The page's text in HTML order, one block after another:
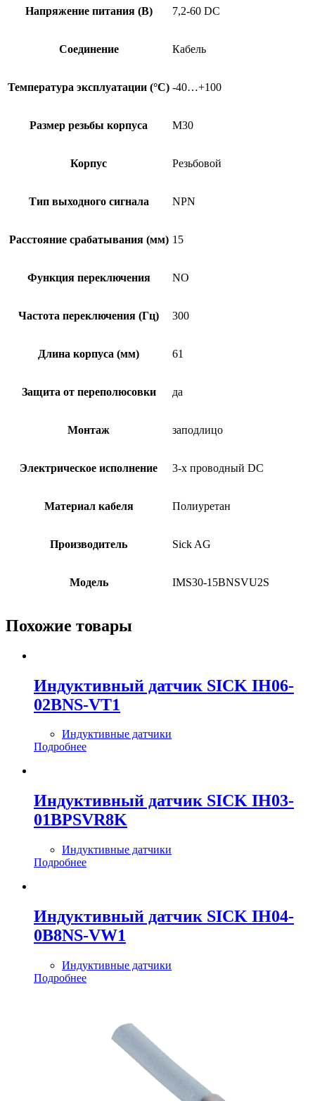
Напряжение питания (В) 7,2-60 DC
Соединение Кабель
Температура эксплуатации (°C) -40…+100
Размер резьбы корпуса M30
Корпус Резьбовой
Тип выходного сигнала NPN
Расстояние срабатывания (мм) 15
Функция переключения NO
Частота переключения (Гц) 300
Длина корпуса (мм) 61
Защита от переполюсовки да
Монтаж заподлицо
Электрическое исполнение 3-х проводный DC
Материал кабеля Полиуретан
Производитель Sick AG
Модель IMS30-15BNSVU2S
Похожие товары
Индуктивный датчик SICK IH06-
02BNS-VT1
Индуктивные датчики
Подробнее
Индуктивный датчик SICK IH03-
01BPSVR8K
Индуктивные датчики
Подробнее
Индуктивный датчик SICK IH04-
0B8NS-VW1
Индуктивные датчики
Подробнее